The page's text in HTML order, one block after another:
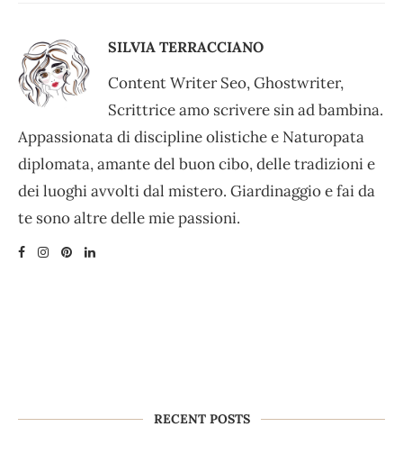
SILVIA TERRACCIANO
Content Writer Seo, Ghostwriter,
Scrittrice amo scrivere sin ad bambina.
Appassionata di discipline olistiche e Naturopata
diplomata, amante del buon cibo, delle tradizioni e
dei luoghi avvolti dal mistero. Giardinaggio e fai da
te sono altre delle mie passioni.
RECENT POSTS